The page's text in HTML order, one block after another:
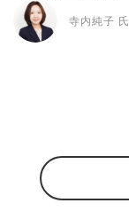
寺内純子 氏